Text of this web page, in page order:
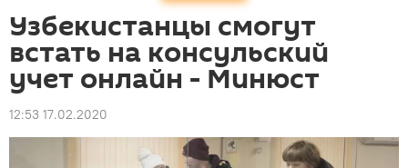
Узбекистанцы смогут
встать на консульский
учет онлайн - Минюст
12:53 17.02.2020